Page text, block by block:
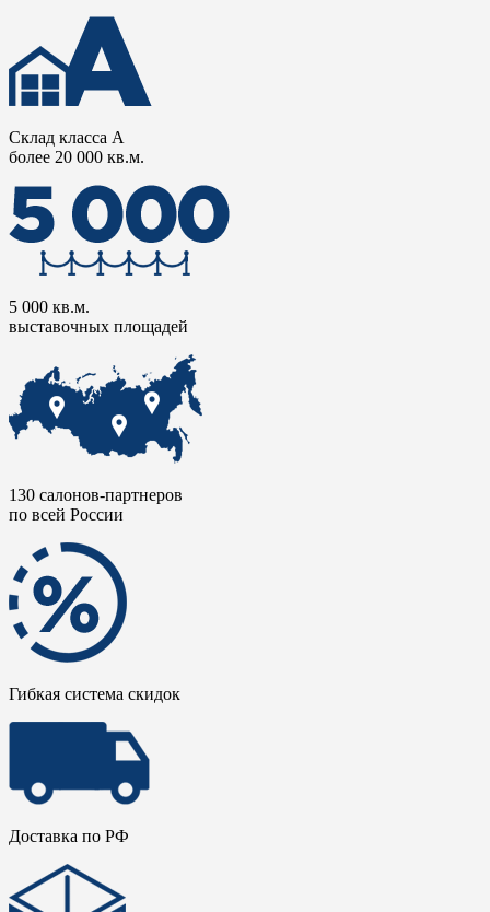
Склад класса А
более 20 000 кв.м.
5 000 кв.м.
выставочных площадей
130 салонов-партнеров
по всей России
Гибкая система скидок
Доставка по РФ